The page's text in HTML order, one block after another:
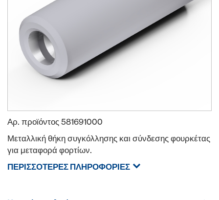
Αρ. προϊόντος581691000
Μεταλλική θήκη συγκόλλησης και σύνδεσης φουρκέτας
για μεταφορά φορτίων.
ΠΕΡΙΣΣΌΤΕΡΕΣ ΠΛΗΡΟΦΟΡΊΕΣ